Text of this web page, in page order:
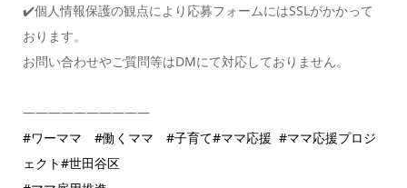
✔️個人情報保護の観点により応募フォームにはSSLがかかって
おります。
お問い合わせやご質問等はDMにて対応しておりません。
——————————
#ワーママ
#働くママ #子育て#ママ応援 #ママ応援プロジ
ェクト#世田谷区